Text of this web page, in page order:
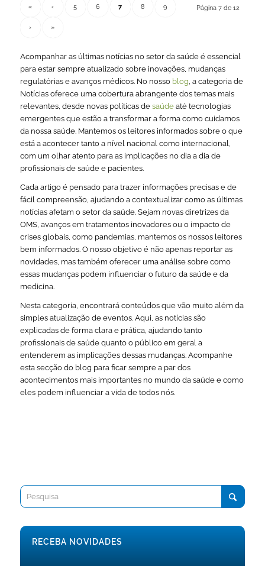
Página 7 de 12
« ‹ 5 6 7 8 9
› »
Acompanhar as últimas notícias no setor da saúde é essencial
para estar sempre atualizado sobre inovações, mudanças
regulatórias e avanços médicos. No nosso blog, a categoria de
Notícias oferece uma cobertura abrangente dos temas mais
relevantes, desde novas políticas desaúdeaté tecnologias
emergentes que estão a transformar a forma como cuidamos
da nossa saúde. Mantemos os leitores informados sobre o que
está a acontecer tanto a nível nacional como internacional,
com um olhar atento para as implicações no dia a dia de
profissionais de saúde e pacientes.
Cada artigo é pensado para trazer informações precisas e de
fácil compreensão, ajudando a contextualizar como as últimas
notícias afetam o setor da saúde. Sejam novas diretrizes da
OMS, avanços em tratamentos inovadores ou o impacto de
crises globais, como pandemias, mantemos os nossos leitores
bem informados. O nosso objetivo é não apenas reportar as
novidades, mas também oferecer uma análise sobre como
essas mudanças podem influenciar o futuro da saúde e da
medicina.
Nesta categoria, encontrará conteúdos que vão muito além da
simples atualização de eventos. Aqui, as notícias são
explicadas de forma clara e prática, ajudando tanto
profissionais de saúde quanto o público em geral a
entenderem as implicações dessas mudanças. Acompanhe
esta secção do blog para ficar sempre a par dos
acontecimentos mais importantes no mundo da saúde e como
eles podem influenciar a vida de todos nós.
RECEBA NOVIDADES